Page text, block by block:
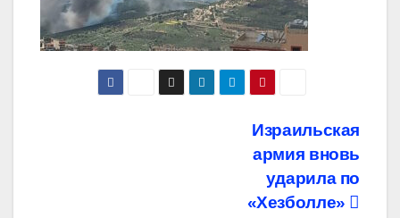
Израильская
армия вновь
ударила по
«Хезболле»